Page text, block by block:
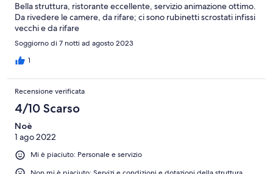
Bella struttura, ristorante eccellente, servizio animazione ottimo.
Da rivedere le camere, da rifare; ci sono rubinetti scrostati infissi
vecchi e da rifare
Soggiorno di 7 notti ad agosto 2023
1
Recensione verificata
4/10 Scarso
Noè
1 ago 2022
Mi è piaciuto: Personale e servizio